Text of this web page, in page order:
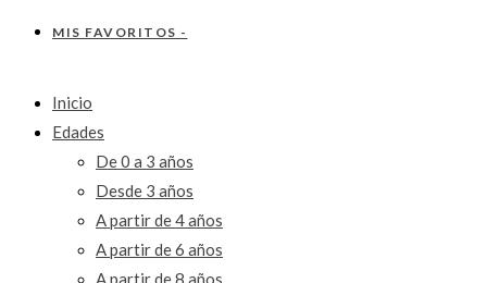
MIS FAVORITOS -
Inicio
Edades
De 0 a 3 años
Desde 3 años
A partir de 4 años
A partir de 6 años
A partir de 8 años